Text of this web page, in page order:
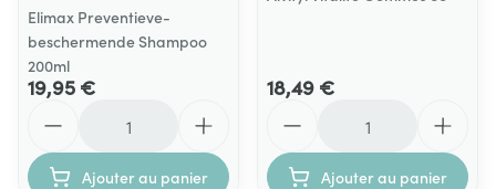
Elimax Preventieve-
beschermende Shampoo
200ml
19,95 €
Ajouter au panier
18,49 €
Ajouter au panier